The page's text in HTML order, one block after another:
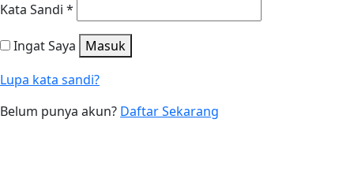
Kata Sandi *
Ingat Saya
Masuk
Lupa kata sandi?
Belum punya akun? Daftar Sekarang